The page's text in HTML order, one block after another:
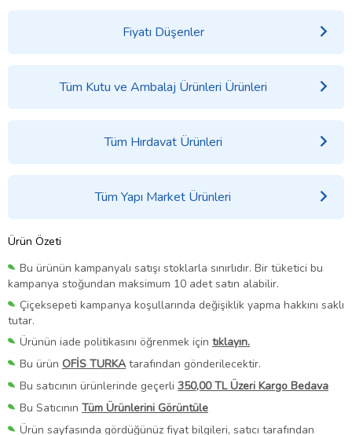
Fiyatı Düşenler
Tüm Kutu ve Ambalaj Ürünleri Ürünleri
Tüm Hırdavat Ürünleri
Tüm Yapı Market Ürünleri
Ürün Özeti
Bu ürünün kampanyalı satışı stoklarla sınırlıdır. Bir tüketici bu
kampanya stoğundan maksimum 10 adet satın alabilir.
Çiçeksepeti kampanya koşullarında değişiklik yapma hakkını saklı
tutar.
Ürünün iade politikasını öğrenmek için tıklayın.
Bu ürün OFİS TURKAtarafından gönderilecektir.
Bu satıcının ürünlerinde geçerli 350,00 TL Üzeri Kargo Bedava
Bu Satıcının Tüm Ürünlerini Görüntüle
Ürün sayfasında gördüğünüz fiyat bilgileri, satıcı tarafından